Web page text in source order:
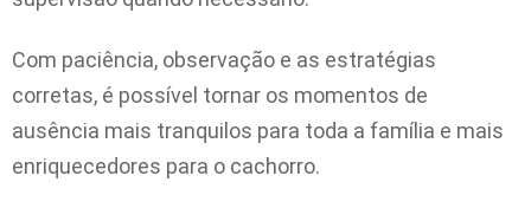
Com paciência, observação e as estratégias
corretas, é possível tornar os momentos de
ausência mais tranquilos para toda a família e mais
enriquecedores para o cachorro.